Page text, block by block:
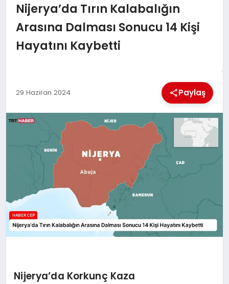
EĞITIM
SOSYAL MEDYA
Nijerya’da Tırın Kalabalığın
Arasına Dalması Sonucu 14 Kişi
Hayatını Kaybetti
29 Haziran 2024 Paylaş
Nijerya’da Korkunç Kaza